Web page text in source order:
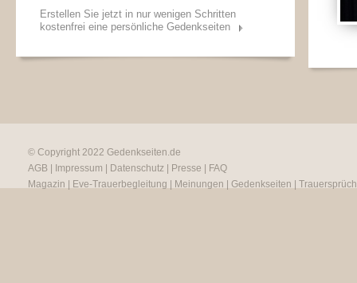
Erstellen Sie jetzt in nur wenigen Schritten
kostenfrei eine persönliche Gedenkseiten
© Copyright 2022 Gedenkseiten.de
AGB
Impressum Datenschutz Presse
FAQ
Magazin
Eve-Trauerbegleitung Meinungen Gedenkseiten